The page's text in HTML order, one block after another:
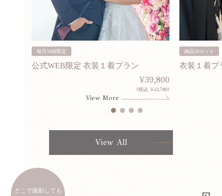
毎月50組限定
公式WEB限定 衣装１着プラン
¥39,800
(税込 ¥43,780)
View More
納品30カット
衣装１着プ
View All
どこで撮影しても